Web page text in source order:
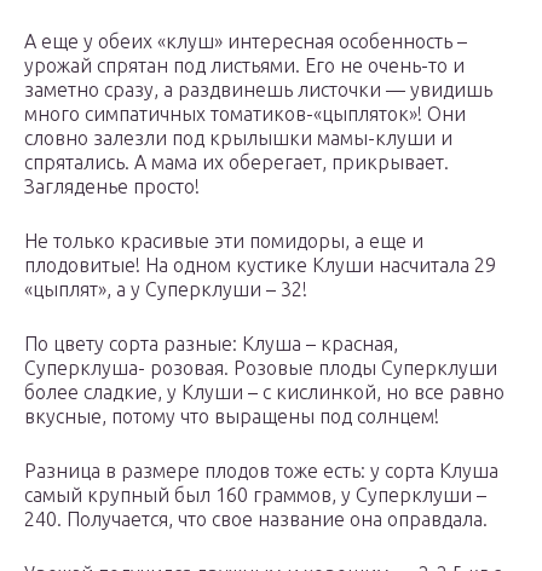
А еще у обеих «клуш» интересная особенность –
урожай спрятан под листьями. Его не очень-то и
заметно сразу, а раздвинешь листочки — увидишь
много симпатичных томатиков-«цыпляток»! Они
словно залезли под крылышки мамы-клуши и
спрятались. А мама их оберегает, прикрывает.
Загляденье просто!
Не только красивые эти помидоры, а еще и
плодовитые! На одном кустике Клуши насчитала 29
«цыплят», а у Суперклуши – 32!
По цвету сорта разные: Клуша – красная,
Суперклуша- розовая. Розовые плоды Суперклуши
более сладкие, у Клуши – с кислинкой, но все равно
вкусные, потому что выращены под солнцем!
Разница в размере плодов тоже есть: у сорта Клуша
самый крупный был 160 граммов, у Суперклуши –
240. Получается, что свое название она оправдала.